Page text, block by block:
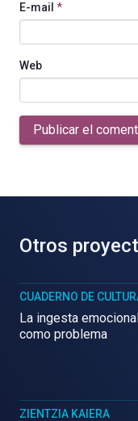
E-mail *
Web
Publicar el
Otros
CUADERNO DE
La ingesta
como problema
ZIENTZIA KAIERA